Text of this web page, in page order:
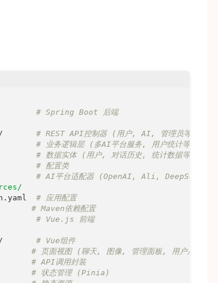
# Spring Boot 后端
# REST API控制器 (用户, AI, 管理员等)
# 业务逻辑层 (多AI平台服务, 用户统计等)
# 数据实体 (用户, 对话历史, 统计数据等)
# 配置类
# AI平台适配器 (OpenAI, Ali, DeepSeek,
# 应用配置
# Maven依赖配置
# Vue.js 前端
# Vue组件
# 页面视图 (聊天, 图像, 管理面板, 用户后台等)
# API调用封装
# 状态管理 (Pinia)